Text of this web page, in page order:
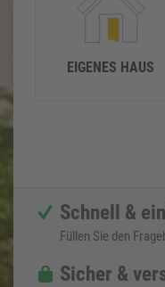
EIGENES HAUS
Schnell &
Füllen Sie den
Sicher &